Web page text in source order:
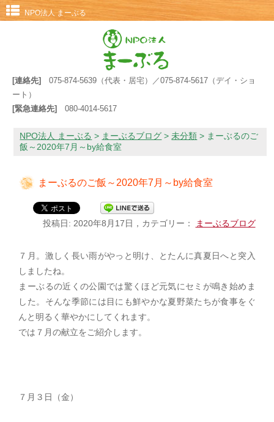
NPO法人 まーぶる
[連絡先]
075-874-5639（代表・居宅）／075-874-5617（デイ・ショ
ート）
[緊急連絡先]
080-4014-5617
NPO法人 まーぶる > まーぶるブログ >未分類 > まーぶるのご
飯～2020年7月～by給食室
まーぶるのご飯～2020年7月～by給食室
投稿日: 2020年8月17日，カテゴリー： まーぶるブログ
７月。激しく長い雨がやっと明け、とたんに真夏日へと突入
しましたね。
まーぶるの近くの公園では驚くほど元気にセミが鳴き始めま
した。そんな季節には目にも鮮やかな夏野菜たちが食事をぐ
んと明るく華やかにしてくれます。
では７月の献立をご紹介します。
７月３日（金）